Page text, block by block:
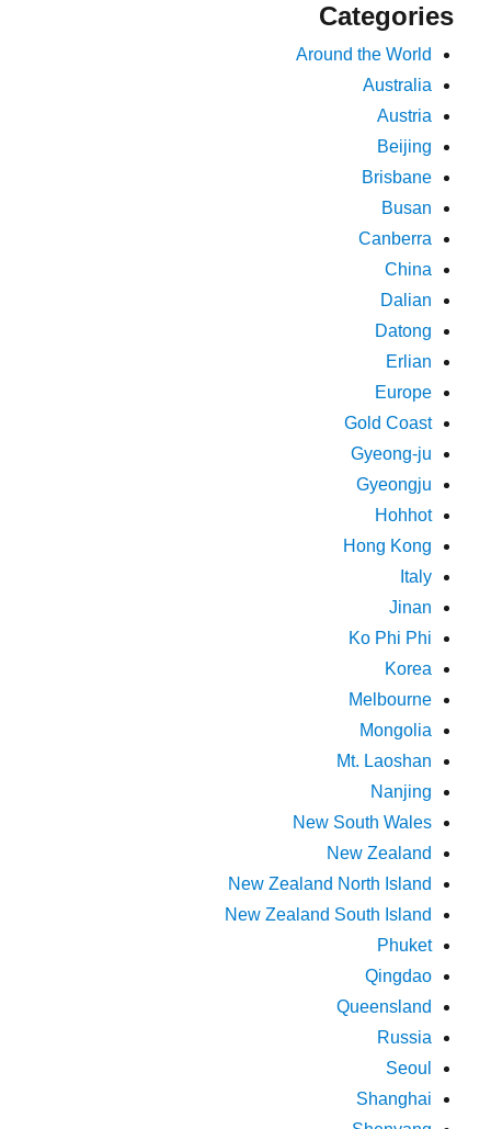
Categories
Around the World
Australia
Austria
Beijing
Brisbane
Busan
Canberra
China
Dalian
Datong
Erlian
Europe
Gold Coast
Gyeong-ju
Gyeongju
Hohhot
Hong Kong
Italy
Jinan
Ko Phi Phi
Korea
Melbourne
Mongolia
Mt. Laoshan
Nanjing
New South Wales
New Zealand
New Zealand North Island
New Zealand South Island
Phuket
Qingdao
Queensland
Russia
Seoul
Shanghai